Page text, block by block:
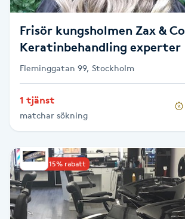
Fotsvamp
Fotvård
Fransborttagning
Fransfärgning
Fransförlängning
Fransförlängning Megavolym
Frisör kungsholmen Zax & Co
Keratinbehandling experter
Fleminggatan 99, Stockholm
1 tjänst
matchar sökning
Upp till 15% rabatt